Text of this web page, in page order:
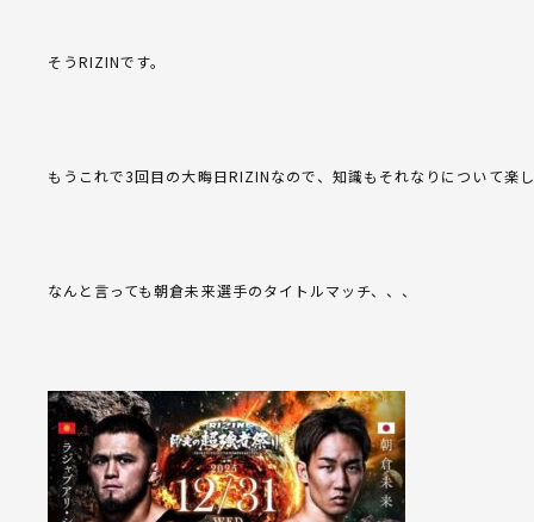
そうRIZINです。
もうこれで3回目の大晦日RIZINなので、知識もそれなりについて楽
なんと言っても朝倉未来選手のタイトルマッチ、、、